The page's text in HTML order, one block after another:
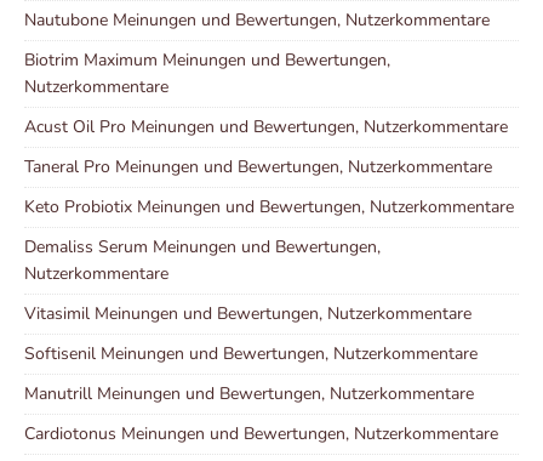
Nautubone Meinungen und Bewertungen, Nutzerkommentare
Biotrim Maximum Meinungen und Bewertungen,
Nutzerkommentare
Acust Oil Pro Meinungen und Bewertungen, Nutzerkommentare
Taneral Pro Meinungen und Bewertungen, Nutzerkommentare
Keto Probiotix Meinungen und Bewertungen, Nutzerkommentare
Demaliss Serum Meinungen und Bewertungen,
Nutzerkommentare
Vitasimil Meinungen und Bewertungen, Nutzerkommentare
Softisenil Meinungen und Bewertungen, Nutzerkommentare
Manutrill Meinungen und Bewertungen, Nutzerkommentare
Cardiotonus Meinungen und Bewertungen, Nutzerkommentare